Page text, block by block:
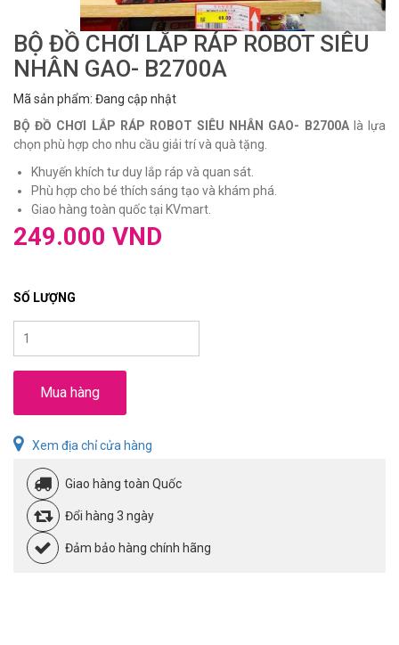
BỘ ĐỒ CHƠI LẮP RÁP ROBOT SIÊU
NHÂN GAO- B2700A
Mã sản phẩm: Đang cập nhật
BỘ ĐỒ CHƠI LẮP RÁP ROBOT SIÊU NHÂN GAO- B2700Alà lựa
chọn phù hợp cho nhu cầu giải trí và quà tặng.
Khuyến khích tư duy lắp ráp và quan sát.
Phù hợp cho bé thích sáng tạo và khám phá.
Giao hàng toàn quốc tại KVmart.
249.000 VND
SỐ LƯỢNG
Mua hàng
Xem địa chỉ cửa hàng
Giao hàng toàn Quốc
Đổi hàng 3 ngày
Đảm bảo hàng chính hãng